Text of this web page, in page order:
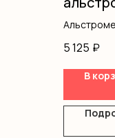
розой
5 125 ₽
В